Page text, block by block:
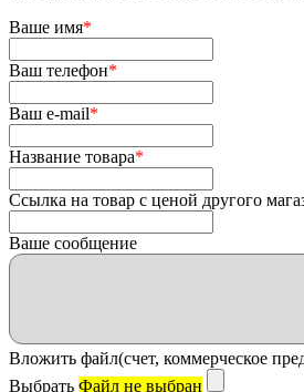
Ваше имя*
Ваш телефон*
Ваш e-mail*
Название товара*
Ссылка на товар с ценой другого
Ваше сообщение
Вложить файл(счет, коммерческое
Выбрать Файл не выбран